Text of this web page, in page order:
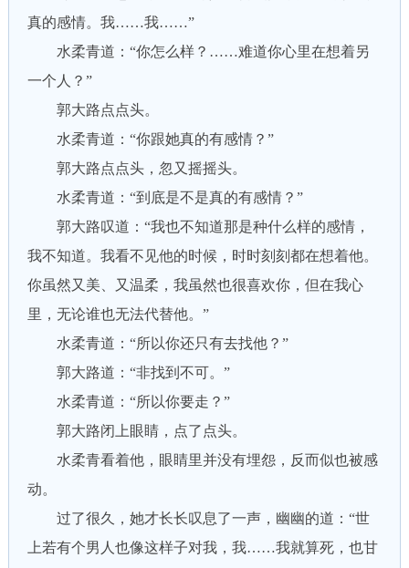
真的感情。我……我……”
水柔青道：“你怎么样？……难道你心里在想着另
一个人？”
郭大路点点头。
水柔青道：“你跟她真的有感情？”
郭大路点点头，忽又摇摇头。
水柔青道：“到底是不是真的有感情？”
郭大路叹道：“我也不知道那是种什么样的感情，
我不知道。我看不见他的时候，时时刻刻都在想着他。
你虽然又美、又温柔，我虽然也很喜欢你，但在我心
里，无论谁也无法代替他。”
水柔青道：“所以你还只有去找他？”
郭大路道：“非找到不可。”
水柔青道：“所以你要走？”
郭大路闭上眼睛，点了点头。
水柔青看着他，眼睛里并没有埋怨，反而似也被感
动。
过了很久，她才长长叹息了一声，幽幽的道：“世
上若有个男人也像这样子对我，我……我就算死，也甘